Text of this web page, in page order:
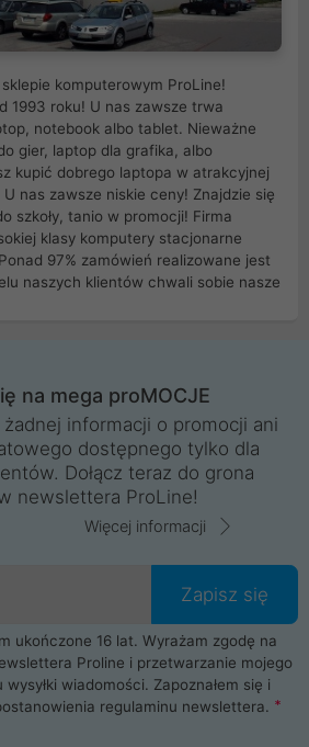
komputerowym ProLine!
1993 roku! U nas zawsze trwa
notebook albo tablet. Nieważne
gier, laptop dla grafika, albo
kupić dobrego laptopa w atrakcyjnej
nas zawsze niskie ceny! Znajdzie się
szkoły, tanio w promocji! Firma
klasy komputery stacjonarne
97% zamówień realizowane jest
naszych klientów chwali sobie nasze
Katowice, Gliwice, Kalisz, Bytom,
i profesjonalna obsługa!
100% polskim kapitałem. Działamy
w naszym kraju! Posiadamy siedzibę
salony na terenie kraju. Cała
komputerowym ProLine jest
zakup notebooka albo laptopa w
i pełne bezpieczeństwo.
akcesoria i części komputerowe
graficzne, płyty główne, pamięci,
Nasi pracownicy pomogą Ci wybrać
oraz obudowę do komputera.
również najlepsze na rynku
jak Xiaomi, Apple, Samsung i
na mega proMOCJE
informacji o promocji ani
dostępnego tylko dla
Dołącz teraz do grona
newslettera ProLine!
Więcej informacji
Zapisz się
ukończone 16 lat. Wyrażam zgodę na
Proline i przetwarzanie mojego
wiadomości. Zapoznałem się i
regulaminu newslettera.